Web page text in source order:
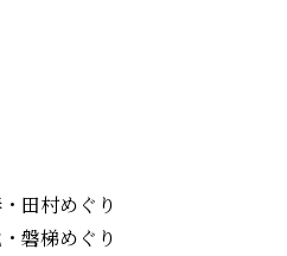
田村めぐり
磐梯めぐり